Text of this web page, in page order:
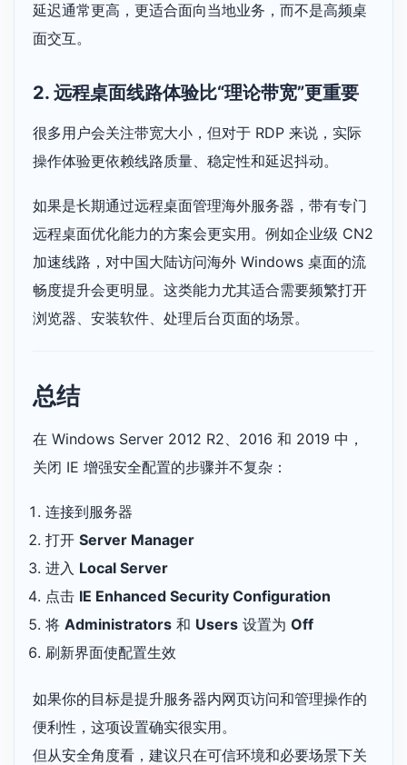
延迟通常更高，更适合面向当地业务，而不是高频桌
面交互。
2. 远程桌面线路体验比“理论带宽”更重要
很多用户会关注带宽大小，但对于 RDP 来说，实际
操作体验更依赖线路质量、稳定性和延迟抖动。
如果是长期通过远程桌面管理海外服务器，带有专门
远程桌面优化能力的方案会更实用。例如企业级 CN2
加速线路，对中国大陆访问海外 Windows 桌面的流
畅度提升会更明显。这类能力尤其适合需要频繁打开
浏览器、安装软件、处理后台页面的场景。
总结
在 Windows Server 2012 R2、2016 和 2019 中，
关闭 IE 增强安全配置的步骤并不复杂：
连接到服务器
打开 Server Manager
进入 Local Server
点击 IE Enhanced Security Configuration
将 Administrators 和 Users 设置为 Off
刷新界面使配置生效
如果你的目标是提升服务器内网页访问和管理操作的
便利性，这项设置确实很实用。
但从安全角度看，建议只在可信环境和必要场景下关